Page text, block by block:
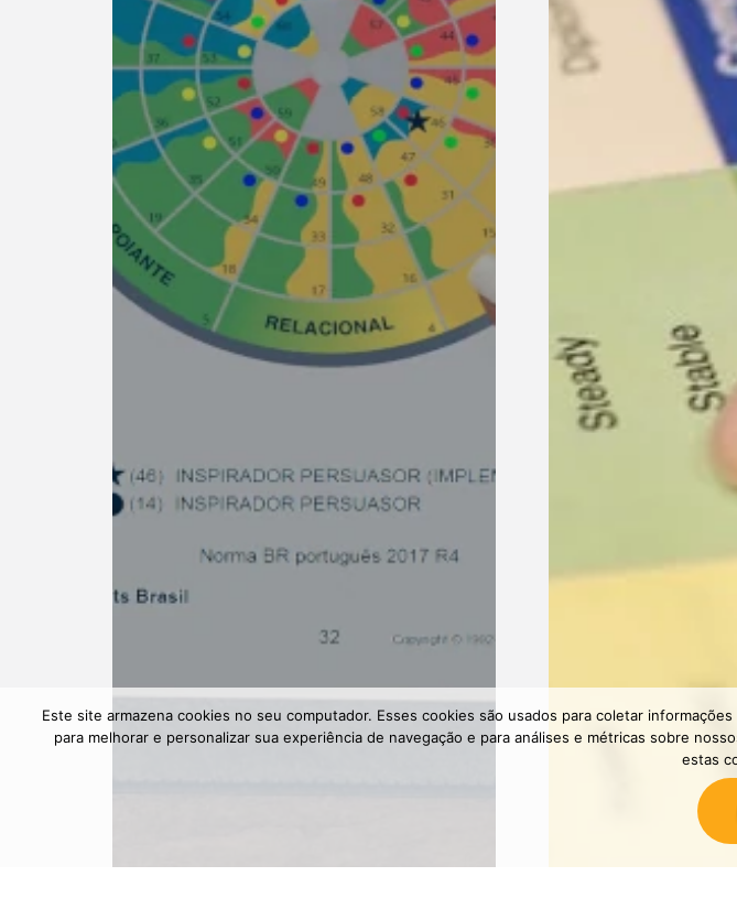
Este site armazena cookies no seu computador. Esses cookies são usados ​​para coletar
para melhorar e personalizar sua experiência de navegação e para análises e métricas sobre
estas